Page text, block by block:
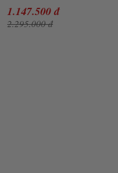
Xanh Tím Than Size L
1.147.500 đ
2.295.000 đ